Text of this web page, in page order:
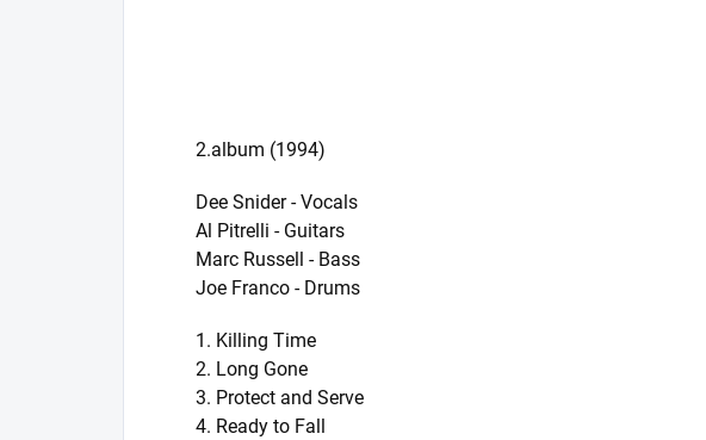
2.album (1994)
Dee Snider - Vocals
Al Pitrelli - Guitars
Marc Russell - Bass
Joe Franco - Drums
1. Killing Time
2. Long Gone
3. Protect and Serve
4. Ready to Fall